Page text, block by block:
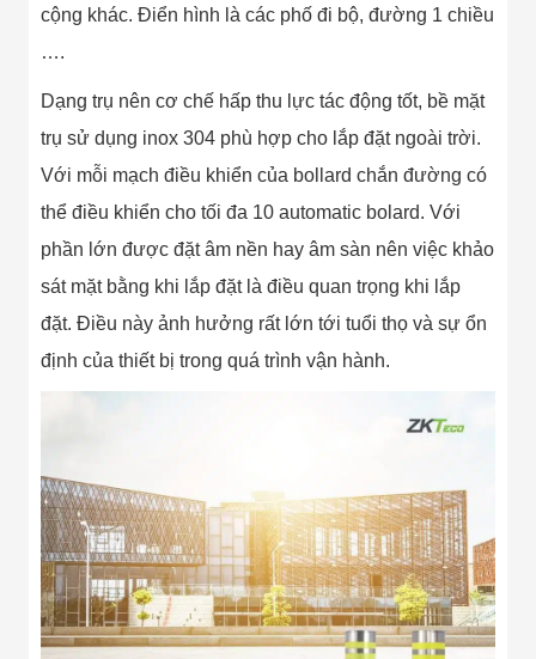
cộng khác. Điển hình là các phố đi bộ, đường 1 chiều
….
Dạng trụ nên cơ chế hấp thu lực tác động tốt, bề mặt
trụ sử dụng inox 304 phù hợp cho lắp đặt ngoài trời.
Với mỗi mạch điều khiển của bollard chắn đường có
thể điều khiển cho tối đa 10 automatic bolard. Với
phần lớn được đặt âm nền hay âm sàn nên việc khảo
sát mặt bằng khi lắp đặt là điều quan trọng khi lắp
đặt. Điều này ảnh hưởng rất lớn tới tuổi thọ và sự ổn
định của thiết bị trong quá trình vận hành.